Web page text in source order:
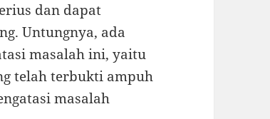
dan dapat
Untungnya, ada
masalah ini, yaitu
telah terbukti ampuh
masalah